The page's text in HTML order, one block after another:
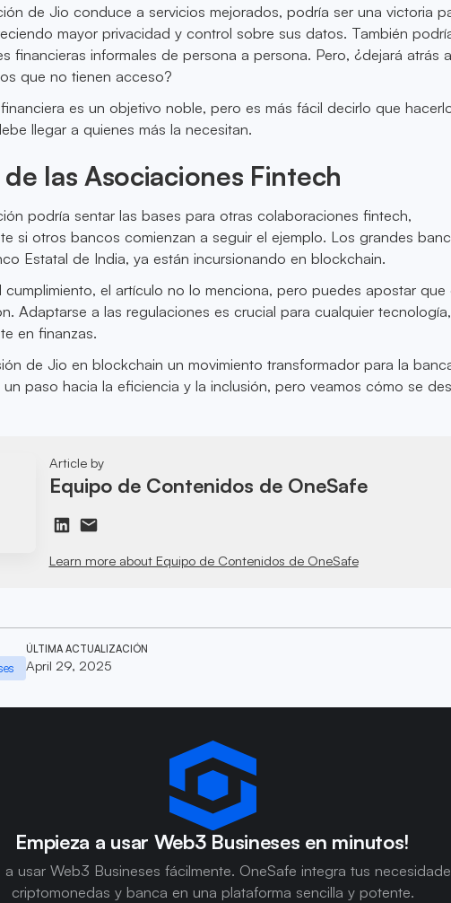
de Jio conduce a servicios mejorados, podría ser una victoria
mayor privacidad y control sobre sus datos. También
financieras informales de persona a persona. Pero, ¿dejará atrás a
que no tienen acceso?
es un objetivo noble, pero es más fácil decirlo que
llegar a quienes más la necesitan.
las Asociaciones Fintech
podría sentar las bases para otras colaboraciones fintech,
si otros bancos comienzan a seguir el ejemplo. Los grandes
Estatal de India, ya están incursionando en blockchain.
cumplimiento, el artículo no lo menciona, pero puedes apostar que
Adaptarse a las regulaciones es crucial para cualquier tecnología,
en finanzas.
de Jio en blockchain un movimiento transformador para la
un paso hacia la eficiencia y la inclusión, pero veamos cómo se
Article by
Equipo de Contenidos de OneSafe
Learn more about Equipo de Contenidos de OneSafe
ÚLTIMA ACTUALIZACIÓN
April 29, 2025
Empieza a usar Web3 Busineses en minutos!
a usar Web3 Busineses fácilmente. OneSafe integra tus
criptomonedas y banca en una plataforma sencilla y potente.